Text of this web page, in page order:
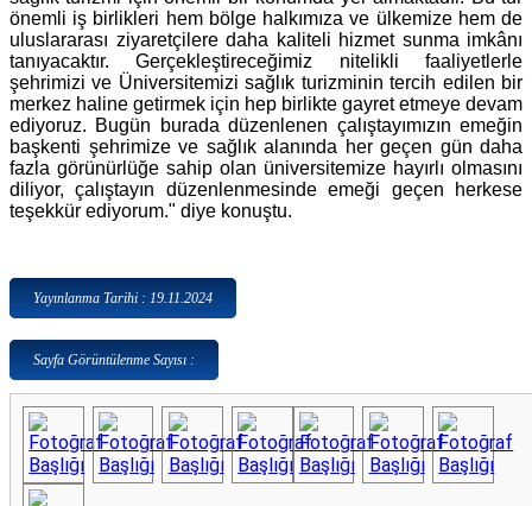
önemli iş birlikleri hem bölge halkımıza ve ülkemize hem de
uluslararası ziyaretçilere daha kaliteli hizmet sunma imkânı
tanıyacaktır. Gerçekleştireceğimiz nitelikli faaliyetlerle
şehrimizi ve Üniversitemizi sağlık turizminin tercih edilen bir
merkez haline getirmek için hep birlikte gayret etmeye devam
ediyoruz. Bugün burada düzenlenen çalıştayımızın emeğin
başkenti şehrimize ve sağlık alanında her geçen gün daha
fazla görünürlüğe sahip olan üniversitemize hayırlı olmasını
diliyor, çalıştayın düzenlenmesinde emeği geçen herkese
teşekkür ediyorum." diye konuştu.
Yayınlanma Tarihi : 19.11.2024
Sayfa Görüntülenme Sayısı :